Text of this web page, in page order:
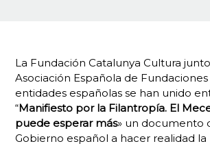
La Fundación Catalunya Cultura
Asociación Española de Fundaciones
entidades españolas se han unido
“Manifiesto por la Filantropía. El
puede esperar más» un documento
Gobierno español a hacer realidad